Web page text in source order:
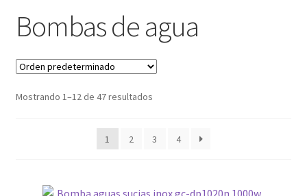
Jardin y Terraza
Maquinaria
Protección Laboral
Bombas de agua
Mostrando 1–12 de 47 resultados
1 2 3 4